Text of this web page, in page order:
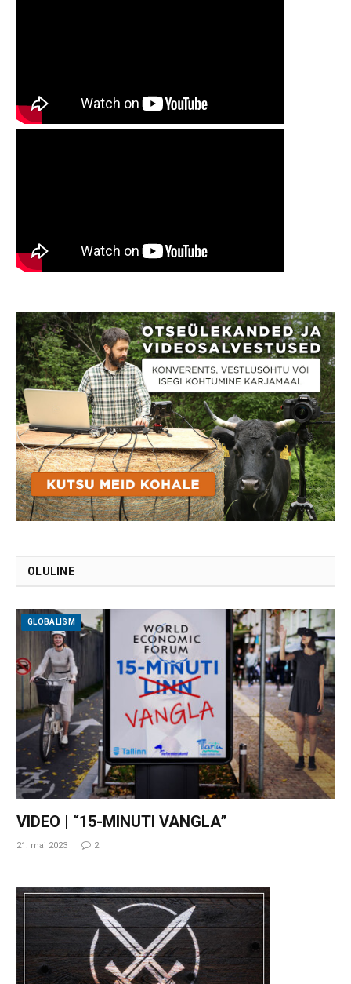
OLULINE
GLOBALISM
VIDEO | “15-MINUTI VANGLA”
21. mai 2023 2